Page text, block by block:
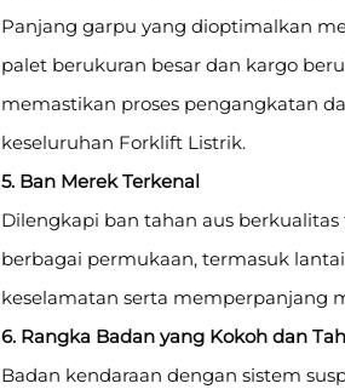
Panjang garpu yang dioptimalkan
palet berukuran besar dan kargo
memastikan proses pengangkatan
keseluruhan Forklift Listrik.
5. Ban Merek Terkenal
Dilengkapi ban tahan aus
berbagai permukaan, termasuk
keselamatan serta memperpanjang
6. Rangka Badan yang Kokoh dan
Badan kendaraan dengan sistem